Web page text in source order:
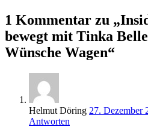
1 Kommentar zu
bewegt mit Tinka
Wünsche Wagen“
Helmut Döring 27. Dezember
Antworten